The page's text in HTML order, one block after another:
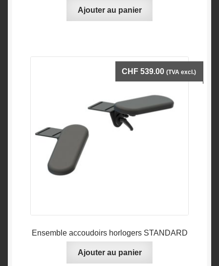
Ajouter au panier
Ensemble accoudoirs horlogers STANDARD
CHF 539.00 (TVA excl.)
Ajouter au panier